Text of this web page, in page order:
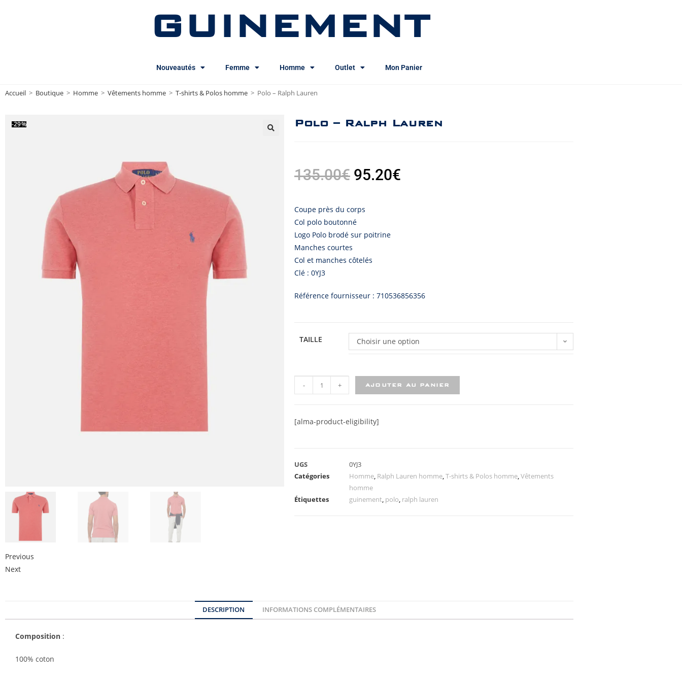
GUINEMENT
Nouveautés Femme Homme Outlet Mon Panier
Accueil > Boutique > Homme > Vêtements homme > T-shirts & Polos homme > Polo – Ralph Lauren
-29%
Previous
Next
Polo – Ralph Lauren
135.00€ 95.20€
Coupe près du corps
Col polo boutonné
Logo Polo brodé sur poitrine
Manches courtes
Col et manches côtelés
Clé : 0YJ3
Référence fournisseur : 710536856356
TAILLE Choisir une option
- + AJOUTER AU PANIER
[alma-product-eligibility]
UGS
0YJ3
Catégories
Homme, Ralph Lauren homme,T-shirts & Polos homme,Vêtements
homme
Étiquettes
guinement, polo, ralph lauren
DESCRIPTION INFORMATIONS COMPLÉMENTAIRES
Composition :
100% coton